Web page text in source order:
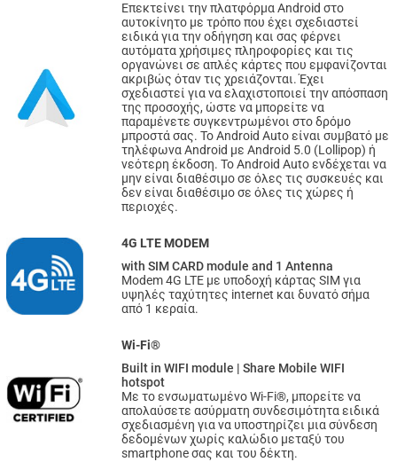
Επεκτείνει την πλατφόρμα Android στο
αυτοκίνητο με τρόπο που έχει σχεδιαστεί
ειδικά για την οδήγηση και σας φέρνει
αυτόματα χρήσιμες πληροφορίες και τις
οργανώνει σε απλές κάρτες που εμφανίζονται
ακριβώς όταν τις χρειάζονται. Έχει
σχεδιαστεί για να ελαχιστοποιεί την απόσπαση
της προσοχής, ώστε να μπορείτε να
παραμένετε συγκεντρωμένοι στο δρόμο
μπροστά σας. Το Android Auto είναι συμβατό με
τηλέφωνα Android με Android 5.0 (Lollipop) ή
νεότερη έκδοση. Το Android Auto ενδέχεται να
μην είναι διαθέσιμο σε όλες τις συσκευές και
δεν είναι διαθέσιμο σε όλες τις χώρες ή
περιοχές.
4G LTE MODEM
with SIM CARD module and 1 Antenna
Modem 4G LTE με υποδοχή κάρτας SIM για
υψηλές ταχύτητες internet και δυνατό σήμα
από 1 κεραία.
Wi-Fi®
Built in WIFI module | Share Mobile WIFI
hotspot
Με το ενσωματωμένο Wi-Fi®, μπορείτε να
απολαύσετε ασύρματη συνδεσιμότητα ειδικά
σχεδιασμένη για να υποστηρίζει μια σύνδεση
δεδομένων χωρίς καλώδιο μεταξύ του
smartphone σας και του δέκτη.